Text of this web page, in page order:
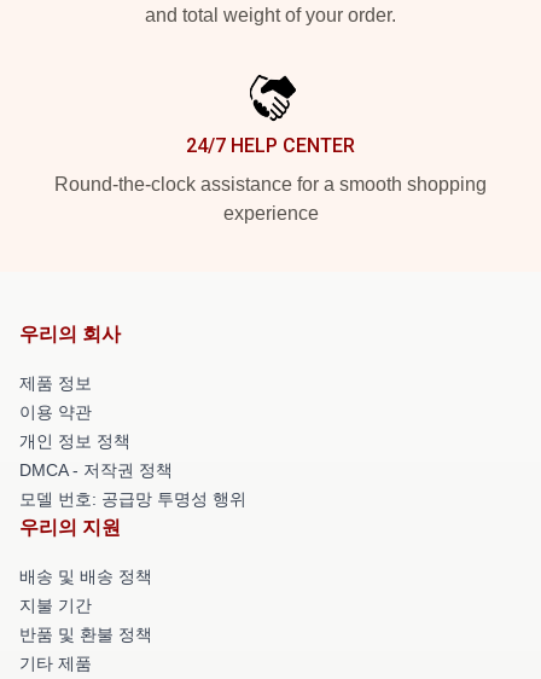
and total weight of your order.
24/7 HELP CENTER
Round-the-clock assistance for a smooth shopping
experience
우리의 회사
제품 정보
이용 약관
개인 정보 정책
DMCA - 저작권 정책
모델 번호: 공급망 투명성 행위
우리의 지원
배송 및 배송 정책
지불 기간
반품 및 환불 정책
기타 제품